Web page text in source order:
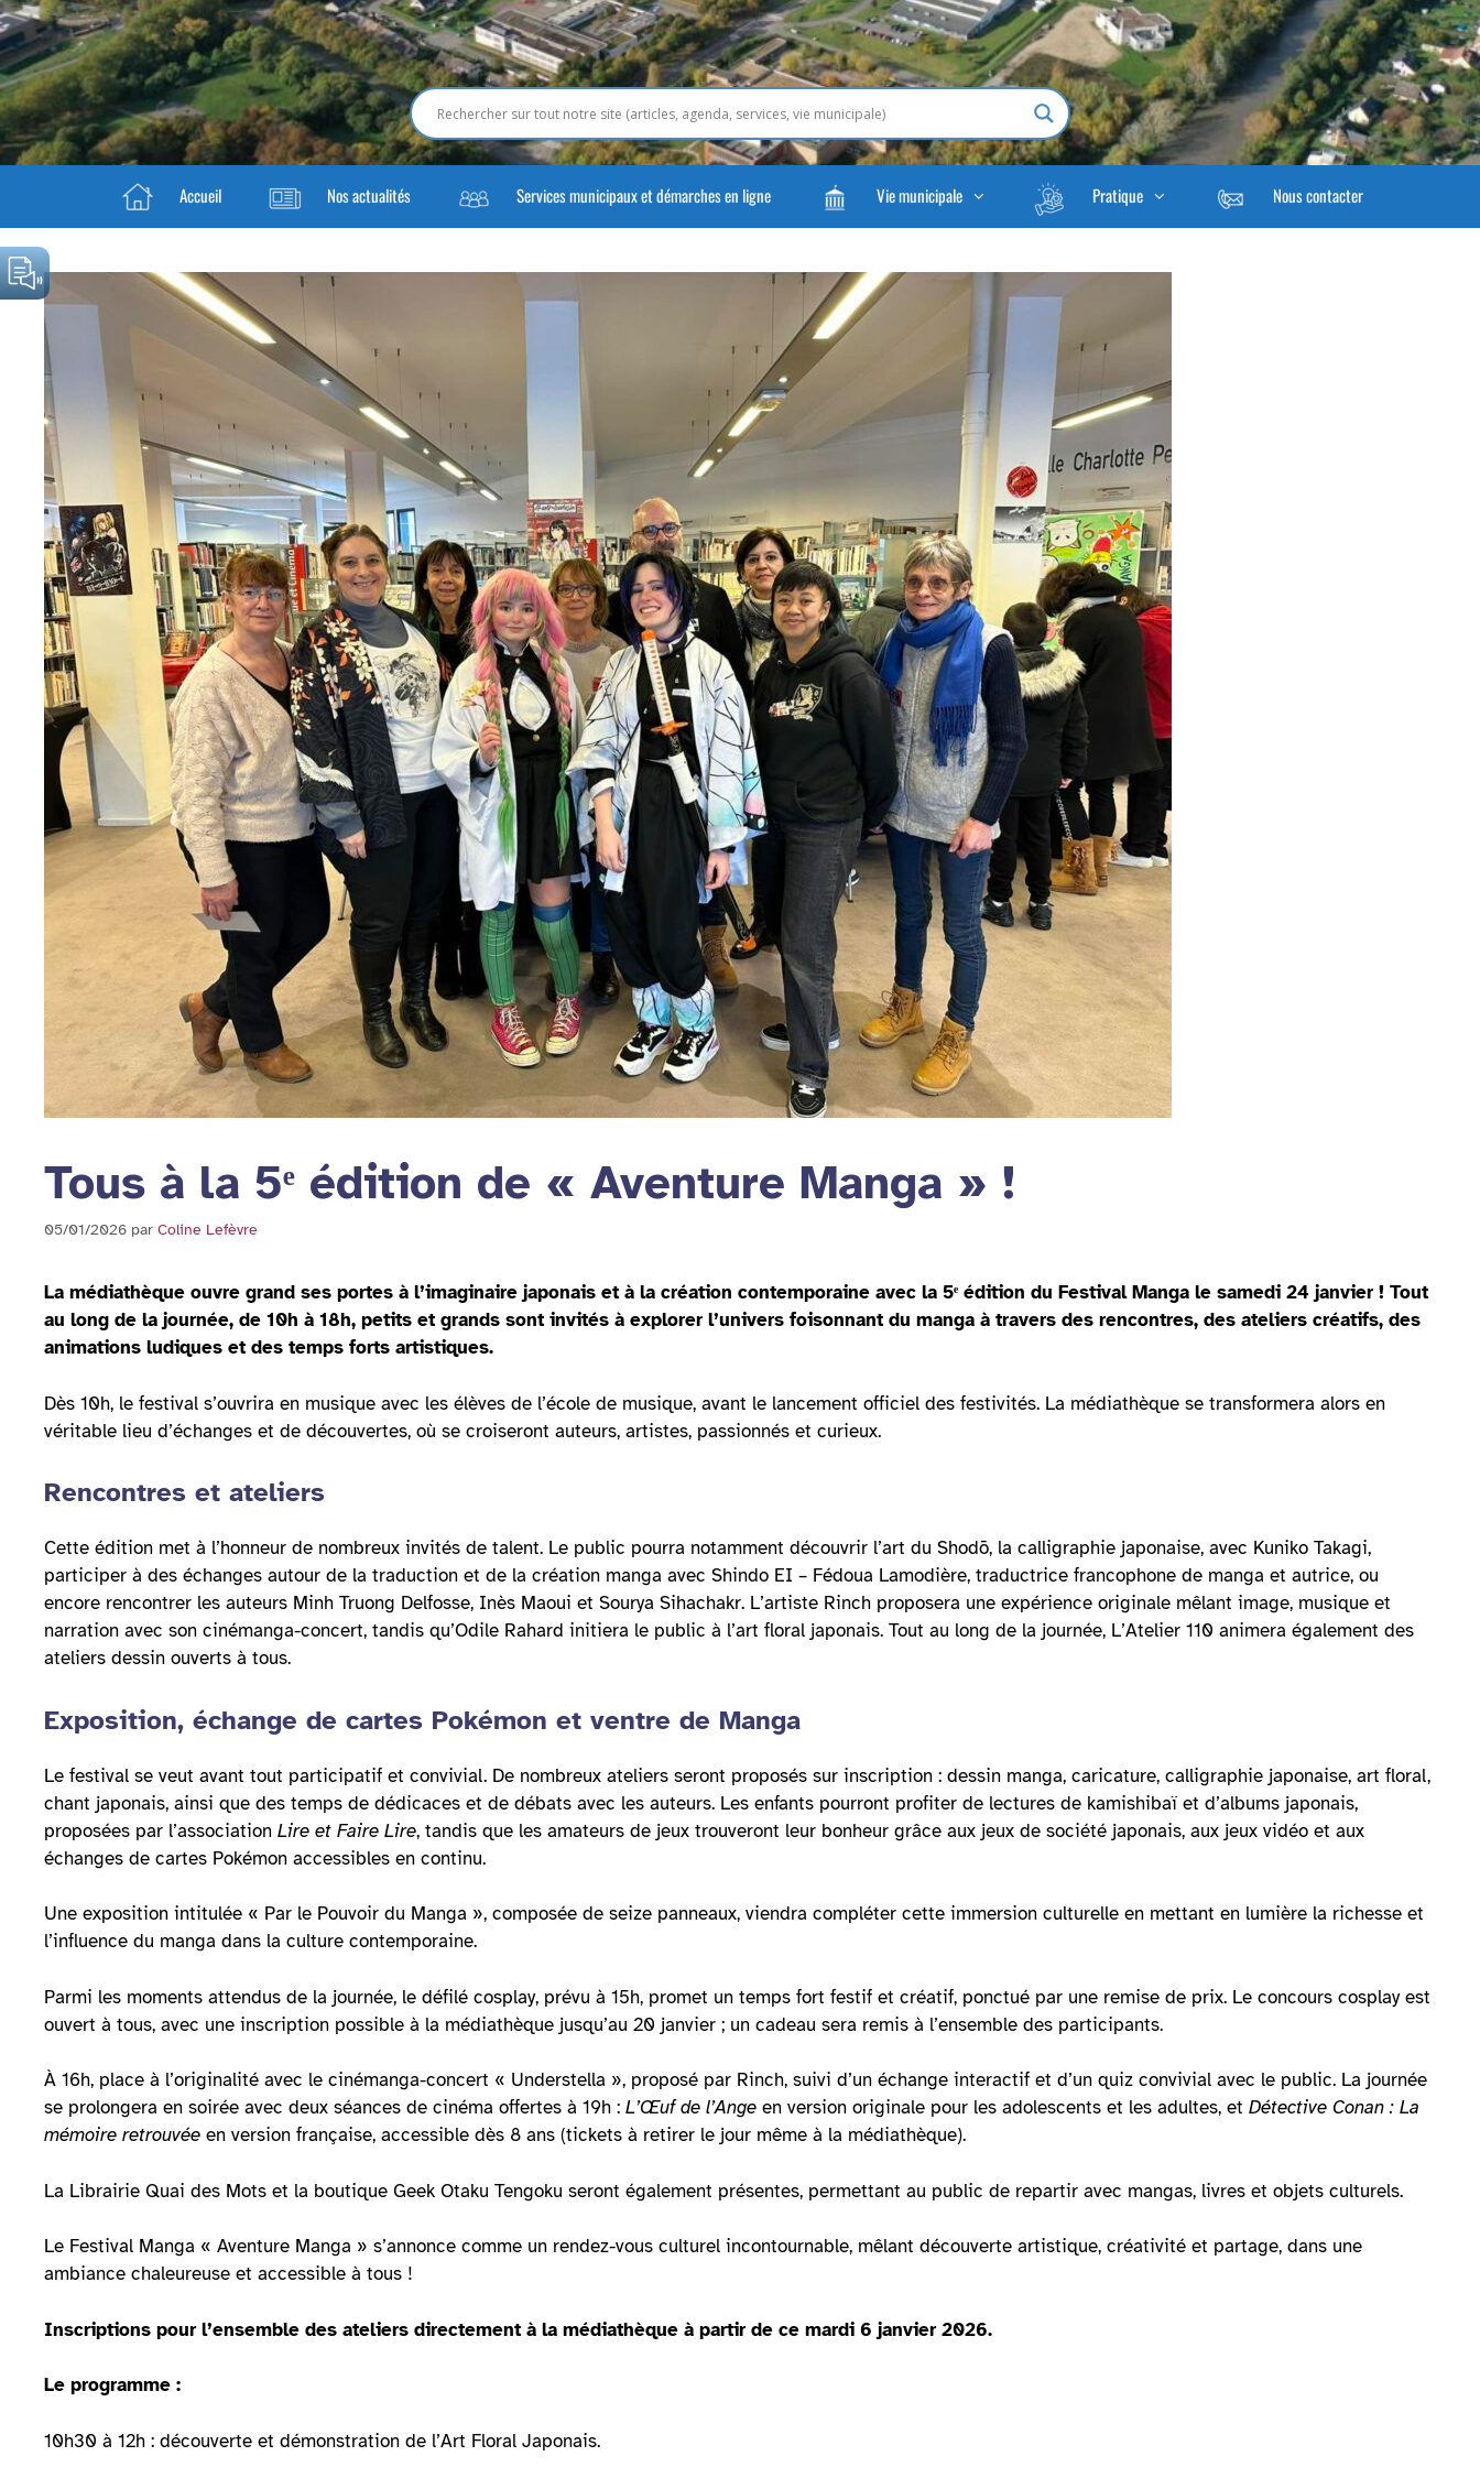
Accueil Nos actualités Services municipaux et démarches en ligne Vie municipale Pratique Nous contacter
Tous à la 5ᵉ édition de « Aventure Manga » !
05/01/2026 par Coline Lefèvre
La médiathèque ouvre grand ses portes à l’imaginaire japonais et à la création contemporaine avec la 5ᵉ édition du Festival Manga le samedi 24 janvier ! Tout
au long de la journée, de 10h à 18h, petits et grands sont invités à explorer l’univers foisonnant du manga à travers des rencontres, des ateliers créatifs, des
animations ludiques et des temps forts artistiques.
Dès 10h, le festival s’ouvrira en musique avec les élèves de l’école de musique, avant le lancement officiel des festivités. La médiathèque se transformera alors en
véritable lieu d’échanges et de découvertes, où se croiseront auteurs, artistes, passionnés et curieux.
Rencontres et ateliers
Cette édition met à l’honneur de nombreux invités de talent. Le public pourra notamment découvrir l’art du Shodō, la calligraphie japonaise, avec Kuniko Takagi,
participer à des échanges autour de la traduction et de la création manga avec Shindo EI – Fédoua Lamodière, traductrice francophone de manga et autrice, ou
encore rencontrer les auteurs Minh Truong Delfosse, Inès Maoui et Sourya Sihachakr. L’artiste Rinch proposera une expérience originale mêlant image, musique et
narration avec son cinémanga-concert, tandis qu’Odile Rahard initiera le public à l’art floral japonais. Tout au long de la journée, L’Atelier 110 animera également des
ateliers dessin ouverts à tous.
Exposition, échange de cartes Pokémon et ventre de Manga
Le festival se veut avant tout participatif et convivial. De nombreux ateliers seront proposés sur inscription : dessin manga, caricature, calligraphie japonaise, art floral,
chant japonais, ainsi que des temps de dédicaces et de débats avec les auteurs. Les enfants pourront profiter de lectures de kamishibaï et d’albums japonais,
proposées par l’association Lire et Faire Lire, tandis que les amateurs de jeux trouveront leur bonheur grâce aux jeux de société japonais, aux jeux vidéo et aux
échanges de cartes Pokémon accessibles en continu.
Une exposition intitulée « Par le Pouvoir du Manga », composée de seize panneaux, viendra compléter cette immersion culturelle en mettant en lumière la richesse et
l’influence du manga dans la culture contemporaine.
Parmi les moments attendus de la journée, le défilé cosplay, prévu à 15h, promet un temps fort festif et créatif, ponctué par une remise de prix. Le concours cosplay est
ouvert à tous, avec une inscription possible à la médiathèque jusqu’au 20 janvier ; un cadeau sera remis à l’ensemble des participants.
À 16h, place à l’originalité avec le cinémanga-concert « Understella », proposé par Rinch, suivi d’un échange interactif et d’un quiz convivial avec le public. La journée
se prolongera en soirée avec deux séances de cinéma offertes à 19h : L’Œuf de l’Ange en version originale pour les adolescents et les adultes, et Détective Conan : La
mémoire retrouvée en version française, accessible dès 8 ans (tickets à retirer le jour même à la médiathèque).
La Librairie Quai des Mots et la boutique Geek Otaku Tengoku seront également présentes, permettant au public de repartir avec mangas, livres et objets culturels.
Le Festival Manga « Aventure Manga » s’annonce comme un rendez-vous culturel incontournable, mêlant découverte artistique, créativité et partage, dans une
ambiance chaleureuse et accessible à tous !
Inscriptions pour l’ensemble des ateliers directement à la médiathèque à partir de ce mardi 6 janvier 2026.
Le programme :
10h30 à 12h : découverte et démonstration de l’Art Floral Japonais.